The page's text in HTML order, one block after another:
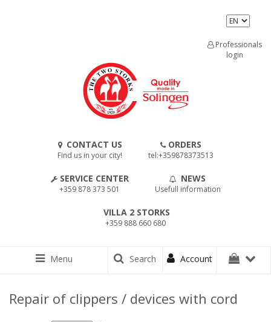
CONTACT US
Find us in your city!
ORDERS
tel:+359878373513
SERVICE CENTER
+359 878 373 501
NEWS
Usefull information
VILLA 2 STORKS
+359 888 660 680
Professionals
login
Menu Search Account
Repair of clippers / devices with cord